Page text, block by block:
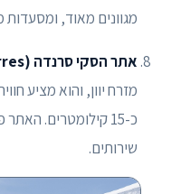
מגוונים מאוד, ומסעדות
אתר הסקי סרנדה (Serres)
מזרח יוון, והוא מציע
כ-15 קילומטרים.
שירותים.